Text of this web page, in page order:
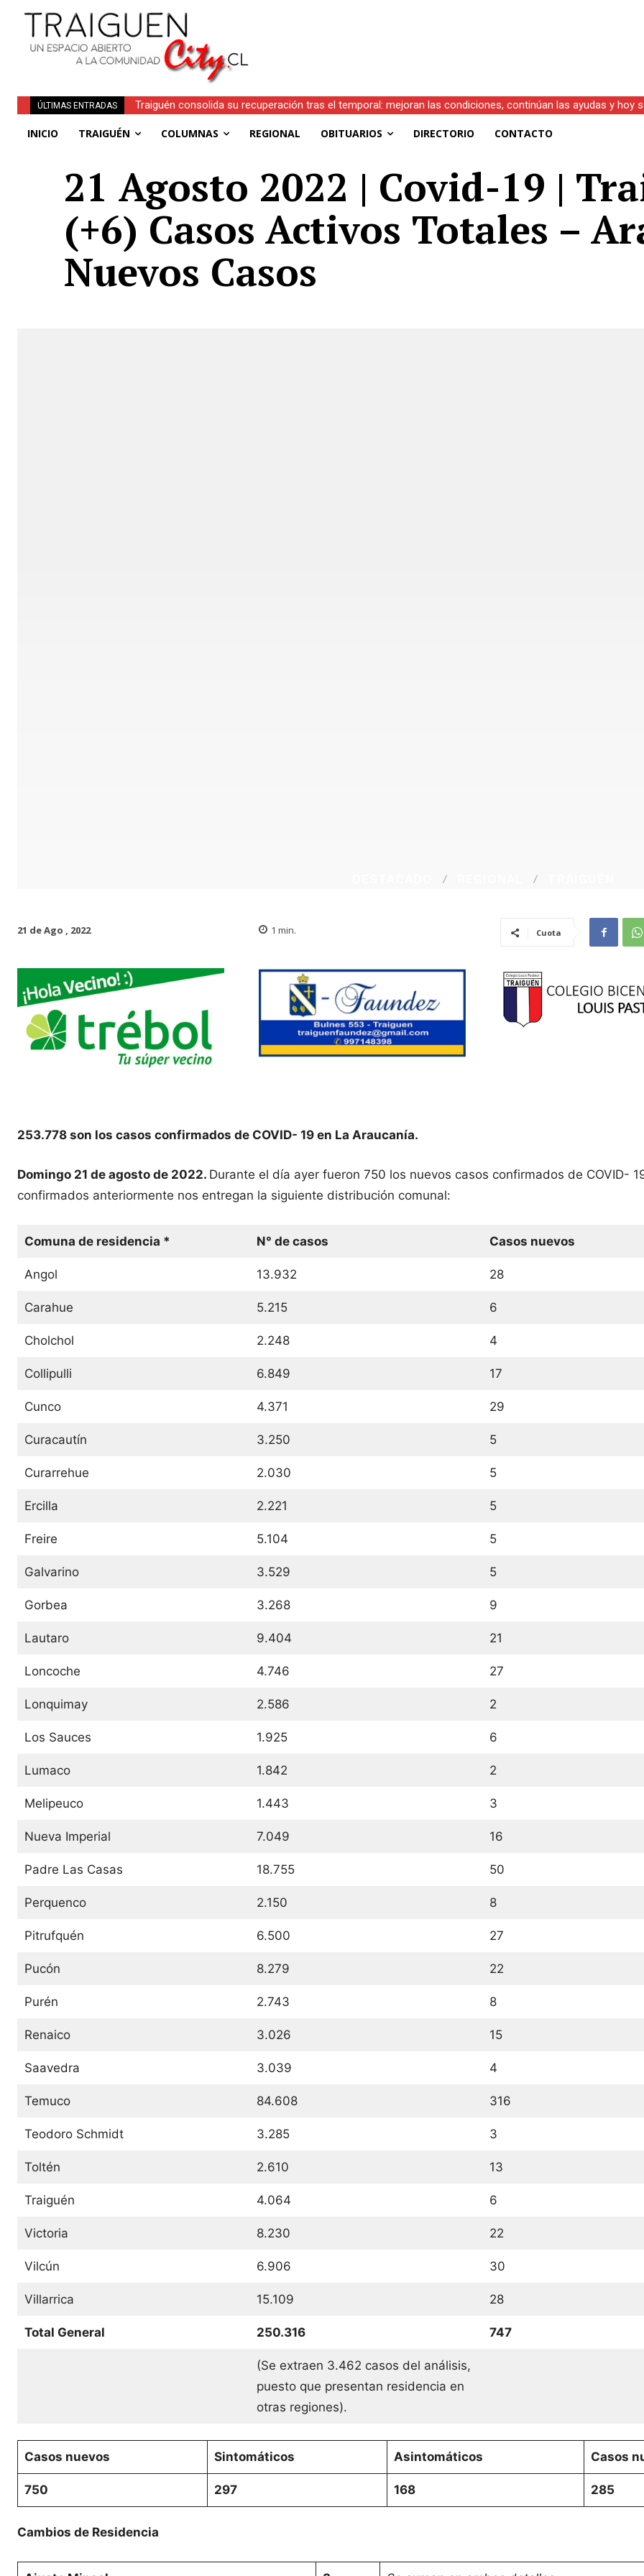
ÚLTIMAS ENTRADAS
Traiguén consolida su recuperación tras el temporal: mejoran las condiciones, continúan las ayudas y hoy
INICIO TRAIGUÉN COLUMNAS REGIONAL OBITUARIOS DIRECTORIO CONTACTO
21 Agosto 2022 | Covid-19 |
(+6) Casos Activos Totales –
Nuevos Casos
21 de Ago , 2022 1 min. Cuota
253.778 son los casos confirmados de COVID- 19 en La Araucanía.
Domingo 21 de agosto de 2022. Durante el día ayer fueron 750 los nuevos casos confirmados de COVID-
confirmados anteriormente nos entregan la siguiente distribución comunal:
Comuna de residencia * N° de casos Casos nuevos
Angol 13.932 28
Carahue 5.215 6
Cholchol 2.248 4
Collipulli 6.849 17
Cunco 4.371 29
Curacautín 3.250 5
Curarrehue 2.030 5
Ercilla 2.221 5
Freire 5.104 5
Galvarino 3.529 5
Gorbea 3.268 9
Lautaro 9.404 21
Loncoche 4.746 27
Lonquimay 2.586 2
Los Sauces 1.925 6
Lumaco 1.842 2
Melipeuco 1.443 3
Nueva Imperial 7.049 16
Padre Las Casas 18.755 50
Perquenco 2.150 8
Pitrufquén 6.500 27
Pucón 8.279 22
Purén 2.743 8
Renaico 3.026 15
Saavedra 3.039 4
Temuco 84.608 316
Teodoro Schmidt 3.285 3
Toltén 2.610 13
Traiguén 4.064 6
Victoria 8.230 22
Vilcún 6.906 30
Villarrica 15.109 28
Total General 250.316 747
(Se extraen 3.462 casos del análisis,
puesto que presentan residencia en
otras regiones).
Casos nuevos Sintomáticos Asintomáticos Casos
750 297 168 285
Cambios de Residencia